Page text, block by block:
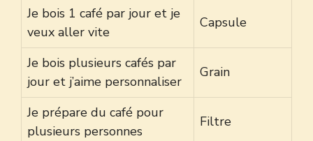
Je bois 1 café par jour et je
veux aller vite
Capsule
Je bois plusieurs cafés par
jour et j’aime personnaliser
Grain
Je prépare du café pour
plusieurs personnes
Filtre